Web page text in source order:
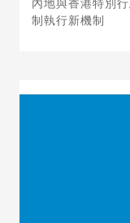
內地與香港特別
制執行新機制